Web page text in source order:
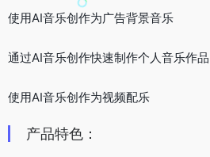
使用AI音乐创作为广告背景音乐
通过AI音乐创作快速制作个人音乐作品
使用AI音乐创作为视频配乐
产品特色：